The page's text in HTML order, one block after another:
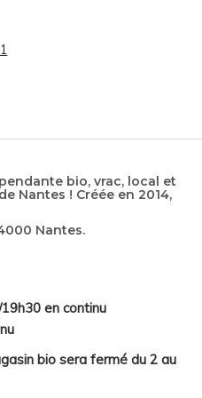
1
bio, vrac, local et
Nantes ! Créée en 2014,
Nantes.
en continu
bio sera fermé du 2 au